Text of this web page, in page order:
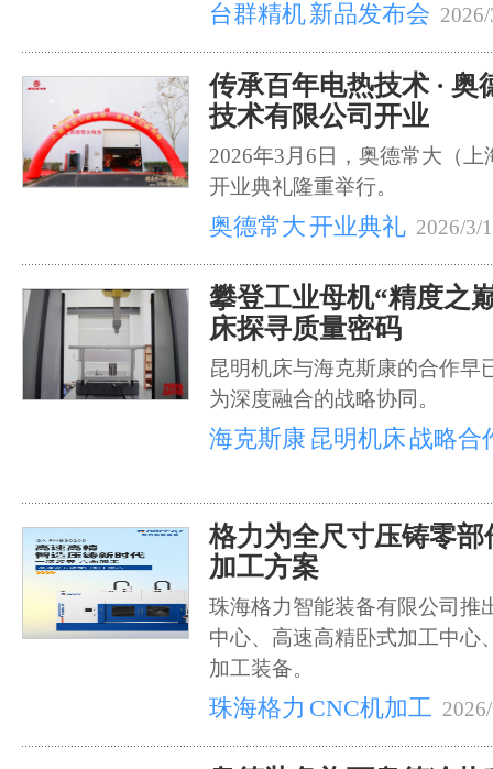
台群精机新品发布会
传承百年电热技术 · 奥
技术有限公司开业
2026年3月6日，奥德常大（
开业典礼隆重举行。
奥德常大开业典礼 2026/3/
攀登工业母机“精度之
床探寻质量密码
昆明机床与海克斯康的合作早
为深度融合的战略协同。
海克斯康 昆明机床 战略合
格力为全尺寸压铸零
加工方案
珠海格力智能装备有限公司推
中心、高速高精卧式加工中心
加工装备。
珠海格力 CNC机加工